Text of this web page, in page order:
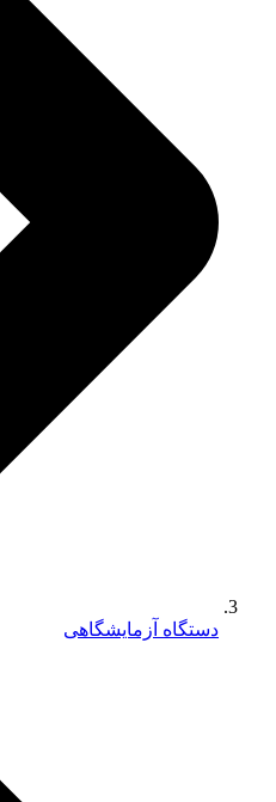
دستگاه آزمایشگاهی